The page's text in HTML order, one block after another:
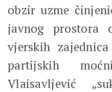
obzir uzme
javnog prostora
vjerskih
partijskih
Vlaisavljević